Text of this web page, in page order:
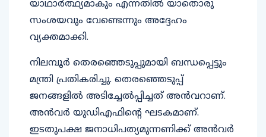
യാഥാര്‍ത്ഥ്യമാകും എന്നതില്‍ യാതൊരു
സംശയവും വേണ്ടെന്നും അദ്ദേഹം
വ്യക്തമാക്കി.
നിലമ്പൂര്‍ തെരഞ്ഞെടുപ്പുമായി ബന്ധപ്പെട്ടും
മന്ത്രി പ്രതികരിച്ചു. തെരഞ്ഞെടുപ്പ്
ജനങ്ങളില്‍ അടിച്ചേല്‍പ്പിച്ചത് അന്‍വറാണ്.
അന്‍വര്‍ യുഡിഎഫിന്റെ ഘടകമാണ്.
ഇടതുപക്ഷ ജനാധിപത്യമുന്നണിക്ക് അന്‍വര്‍